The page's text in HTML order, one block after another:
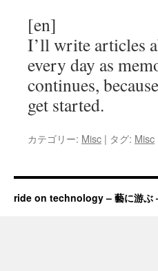
[en]
I’ll write articles
every day as
continues,
get started.
カテゴリー: Misc | タグ: Misc
ride on technology – 藝に游ぶ